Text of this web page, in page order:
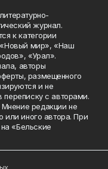
журнал.
к категории
«Новый мир», «Наш
«Урал».
авторы
размещенного
и не
переписку с авторами.
редакции не
или иного автора. При
«Бельские